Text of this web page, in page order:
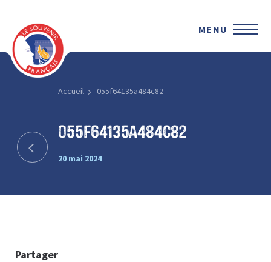
MENU
Accueil 055f64135a484c82
055f64135a484c82
20 mai 2024
Partager